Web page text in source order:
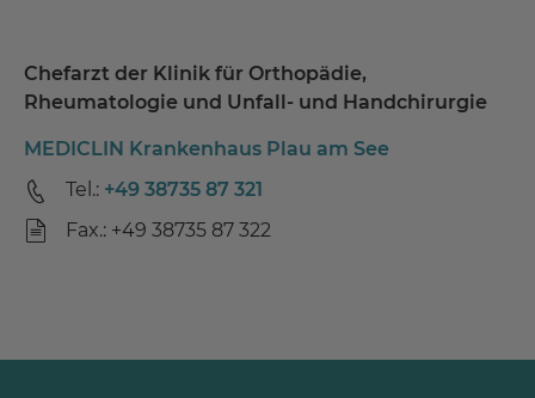
Chefarzt der Klinik für Orthopädie,
Rheumatologie und Unfall- und Handchirurgie
MEDICLIN Krankenhaus Plau am See
Tel.: +49 38735 87 321
Fax.: +49 38735 87 322